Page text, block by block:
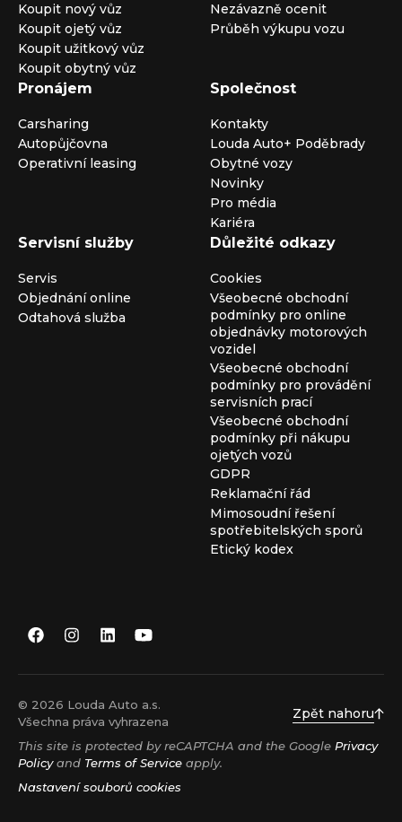
Koupit nový vůz
Koupit ojetý vůz
Koupit užitkový vůz
Koupit obytný vůz
Nezávazně ocenit
Průběh výkupu vozu
Pronájem
Carsharing
Autopůjčovna
Operativní leasing
Společnost
Kontakty
Louda Auto+ Poděbrady
Obytné vozy
Novinky
Pro média
Kariéra
Servisní služby
Servis
Objednání online
Odtahová služba
Důležité odkazy
Cookies
Všeobecné obchodní
podmínky pro online
objednávky motorových
vozidel
Všeobecné obchodní
podmínky pro provádění
servisních prací
Všeobecné obchodní
podmínky při nákupu
ojetých vozů
GDPR
Reklamační řád
Mimosoudní řešení
spotřebitelských sporů
Etický kodex
© 2026 Louda Auto a.s.
Všechna práva vyhrazena
Zpět nahoru
This site is protected by reCAPTCHA and the Google Privacy
Policyand Terms of Service apply.
Nastavení souborů cookies